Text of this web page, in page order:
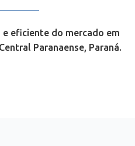
eficiente do mercado em
Paranaense, Paraná.